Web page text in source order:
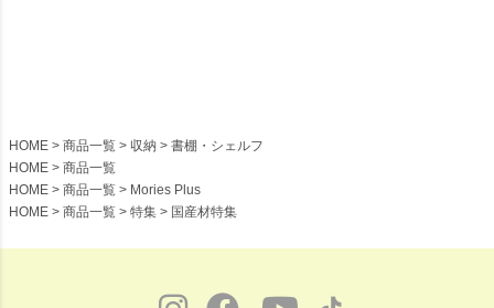
HOME 商品一覧 収納
書棚・シェルフ
HOME
商品一覧
HOME
商品一覧
Mories Plus
HOME
商品一覧 特集 国産材特集